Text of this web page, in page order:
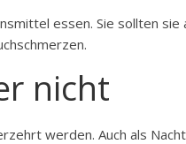
essen. Sie sollten sie
nicht
werden. Auch als